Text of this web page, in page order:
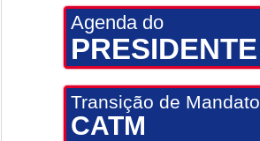
Agenda do
PRESIDENTE
Transição de Mandato
CATM